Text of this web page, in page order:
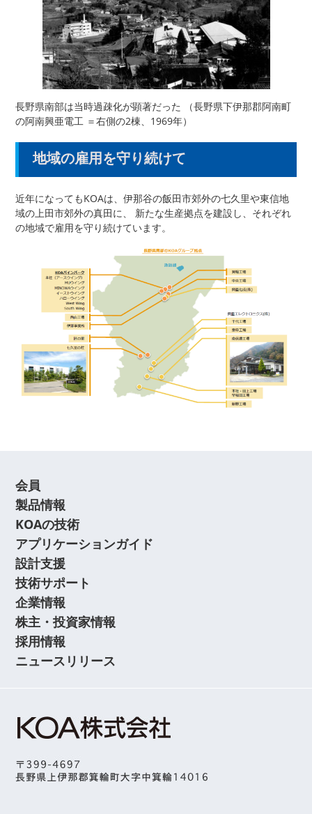
長野県南部は当時過疎化が顕著だった （長野県下伊那郡阿南町
の阿南興亜電工 ＝右側の2棟、1969年）
地域の雇用を守り続けて
近年になってもKOAは、伊那谷の飯田市郊外の七久里や東信地
域の上田市郊外の真田に、 新たな生産拠点を建設し、それぞれ
の地域で雇用を守り続けています。
会員
製品情報
KOAの技術
アプリケーションガイド
設計支援
技術サポート
企業情報
株主・投資家情報
採用情報
ニュースリリース